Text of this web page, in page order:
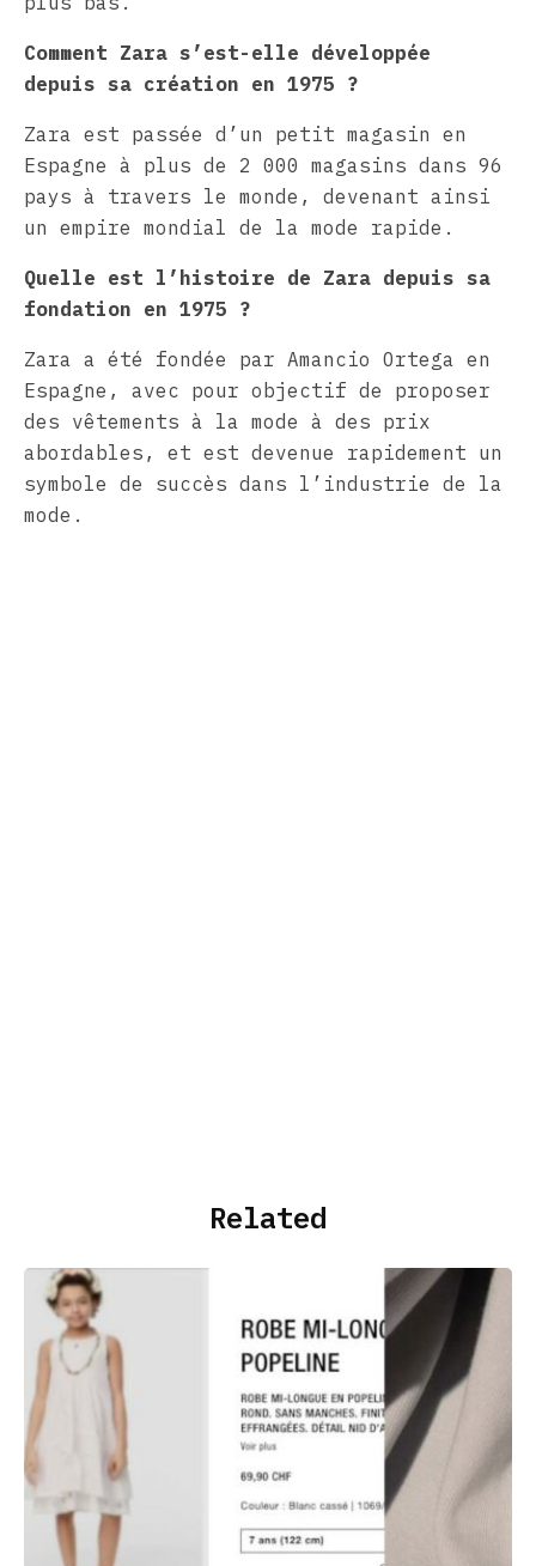
Comment Zara s’est-elle développée
depuis sa création en 1975 ?
Zara est passée d’un petit magasin en
Espagne à plus de 2 000 magasins dans 96
pays à travers le monde, devenant ainsi
un empire mondial de la mode rapide.
Quelle est l’histoire de Zara depuis sa
fondation en 1975 ?
Zara a été fondée par Amancio Ortega en
Espagne, avec pour objectif de proposer
des vêtements à la mode à des prix
abordables, et est devenue rapidement un
symbole de succès dans l’industrie de la
mode.
Related